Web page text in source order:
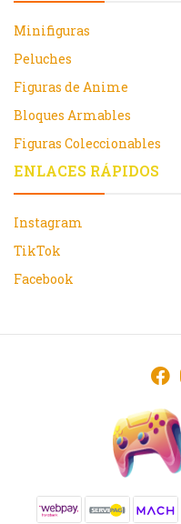
Minifiguras
Peluches
Figuras de Anime
Bloques Armables
Figuras Coleccionables
ENLACES RÁPIDOS
Instagram
TikTok
Facebook